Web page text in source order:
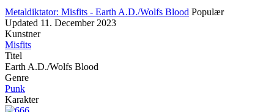
Metaldiktator: Misfits - Earth A.D./Wolfs Blood Populær
Updated 11. December 2023
Kunstner
Misfits
Titel
Earth A.D./Wolfs Blood
Genre
Punk
Karakter